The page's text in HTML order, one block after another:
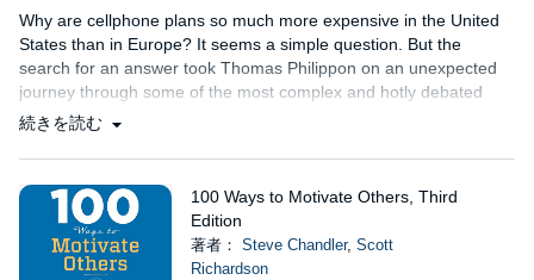
Why are cellphone plans so much more expensive in the United
States than in Europe? It seems a simple question. But the
search for an answer took Thomas Philippon on an unexpected
journey through some of the most complex and hotly debated
issues in modern economics....
続きを読む
100 Ways to Motivate Others, Third
Edition
著者： Steve Chandler, Scott
Richardson